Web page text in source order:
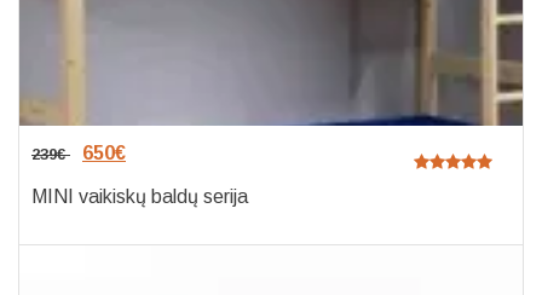
239€ 650€
MINI vaikiskų baldų serija